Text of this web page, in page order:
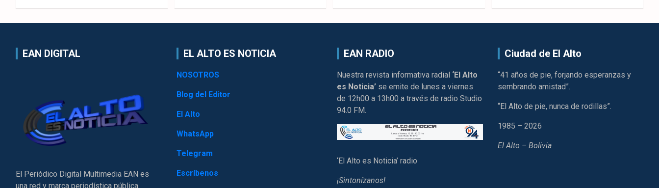
EAN DIGITAL
El Periódico Digital Multimedia EAN es
una red y marca periodística pública
EL ALTO ES NOTICIA
NOSOTROS
Blog del Editor
El Alto
WhatsApp
Telegram
Escríbenos
EAN RADIO
Nuestra revista informativa radial ‘El Alto
es Noticia’ se emite de lunes a viernes
de 12h00 a 13h00 a través de radio Studio
94.0 FM.
‘El Alto es Noticia’ radio
¡Sintonízanos!
Ciudad de El Alto
“41 años de pie, forjando esperanzas y
sembrando amistad”.
“El Alto de pie, nunca de rodillas”.
1985 – 2026
El Alto – Bolivia